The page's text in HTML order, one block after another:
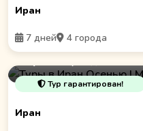
Иран
7 дней 4 города
Тур в Иран "
Тур гарантирован!
Иран